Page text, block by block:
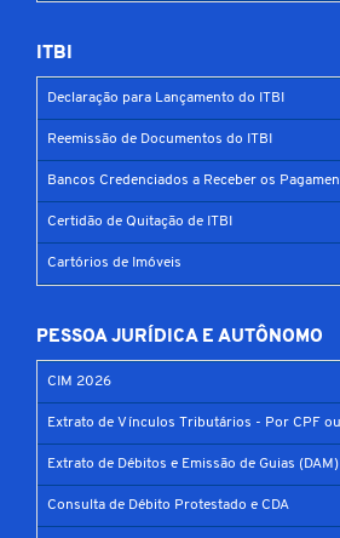
ITBI
Declaração para Lançamento do ITBI
Reemissão de Documentos do ITBI
Bancos Credenciados a Receber os
Certidão de Quitação de ITBI
Cartórios de Imóveis
PESSOA JURÍDICA E AUTÔNOMO
CIM 2026
Extrato de Vínculos Tributários - Por CPF
Extrato de Débitos e Emissão de Guias
Consulta de Débito Protestado e CDA